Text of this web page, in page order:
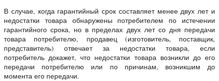
В случае, когда гарантийный срок составляет менее двух лет и
недостатки товара обнаружены потребителем по истечении
гарантийного срока, но в пределах двух лет со дня передачи
товара потребителю, продавец (изготовитель, поставщик,
представитель) отвечает за недостатки товара, если
потребитель докажет, что недостатки товара возникли до его
передачи потребителю или по причинам, возникшим до
момента его передачи.